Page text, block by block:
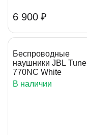
6 900 ₽
Беспроводные
наушники JBL Tune
770NC White
В наличии